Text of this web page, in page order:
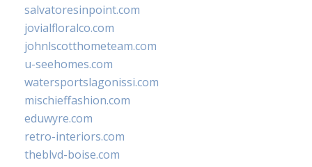
salvatoresinpoint.com
jovialfloralco.com
johnlscotthometeam.com
u-seehomes.com
watersportslagonissi.com
mischieffashion.com
eduwyre.com
retro-interiors.com
theblvd-boise.com